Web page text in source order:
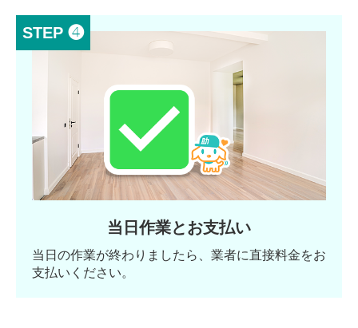
STEP ❹
当日作業とお支払い
当日の作業が終わりましたら、業者に直接料金をお
支払いください。